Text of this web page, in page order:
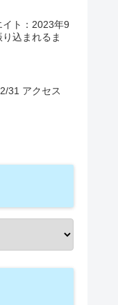
ト：2023年9
込まれるま
31 アクセス